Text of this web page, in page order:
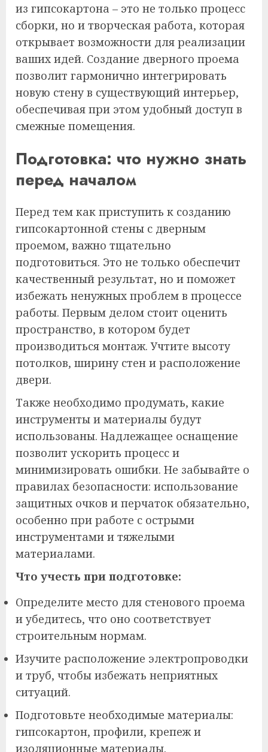
из гипсокартона – это не только процесс
сборки, но и творческая работа, которая
открывает возможности для реализации
ваших идей. Создание дверного проема
позволит гармонично интегрировать
новую стену в существующий интерьер,
обеспечивая при этом удобный доступ в
смежные помещения.
Подготовка: что нужно знать
перед началом
Перед тем как приступить к созданию
гипсокартонной стены с дверным
проемом, важно тщательно
подготовиться. Это не только обеспечит
качественный результат, но и поможет
избежать ненужных проблем в процессе
работы. Первым делом стоит оценить
пространство, в котором будет
производиться монтаж. Учтите высоту
потолков, ширину стен и расположение
двери.
Также необходимо продумать, какие
инструменты и материалы будут
использованы. Надлежащее оснащение
позволит ускорить процесс и
минимизировать ошибки. Не забывайте о
правилах безопасности: использование
защитных очков и перчаток обязательно,
особенно при работе с острыми
инструментами и тяжелыми
материалами.
Что учесть при подготовке:
Определите место для стенового проема
и убедитесь, что оно соответствует
строительным нормам.
Изучите расположение электропроводки
и труб, чтобы избежать неприятных
ситуаций.
Подготовьте необходимые материалы:
гипсокартон, профили, крепеж и
изоляционные материалы.